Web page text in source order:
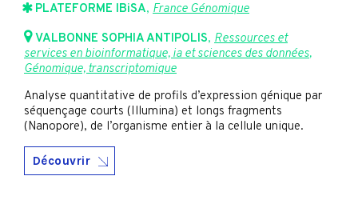
PLATEFORME IBiSA, France Génomique
VALBONNE SOPHIA ANTIPOLIS, Ressources et
services en bioinformatique, ia et sciences des données,
Génomique, transcriptomique
Analyse quantitative de profils d’expression génique par
séquençage courts (Illumina) et longs fragments
(Nanopore), de l’organisme entier à la cellule unique.
Découvrir